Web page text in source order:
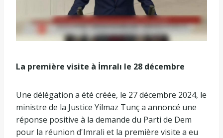
La première visite à İmralı le 28 décembre
Une délégation a été créée, le 27 décembre 2024, le
ministre de la Justice Yilmaz Tunç a annoncé une
réponse positive à la demande du Parti de Dem
pour la réunion d'Imrali et la première visite a eu